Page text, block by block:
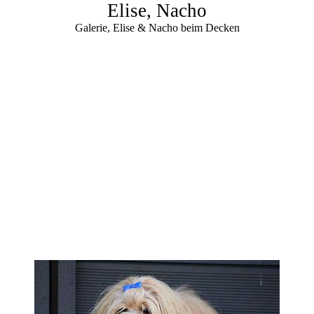
Elise, Nacho
Galerie, Elise & Nacho beim Decken